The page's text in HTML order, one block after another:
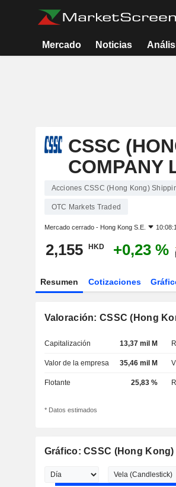
Mercado Noticias
CSSC
COMPANY
Acciones CSSC (Hong Kong)
OTC Markets Traded
Mercado cerrado - Hong Kong S.E.
2,155 HKD +0,23 %
Resumen Cotizaciones
Valoración: CSSC (Hong
Capitalización 13,37 mil M
Valor de la empresa 35,46 mil M
Flotante 25,83 %
* Datos estimados
Gráfico: CSSC (Hong